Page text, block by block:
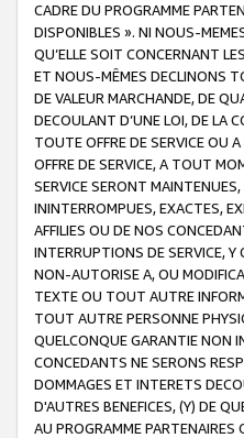
CADRE DU PROGRAMME
DISPONIBLES ». NI NOUS-
QU’ELLE SOIT CONCERNANT
ET NOUS-MÊMES DECLINONS
DE VALEUR MARCHANDE, DE
DECOULANT D’UNE LOI, DE LA
TOUTE OFFRE DE SERVICE OU
OFFRE DE SERVICE, A TOUT
SERVICE SERONT
ININTERROMPUES, EXACTES,
AFFILIES OU DE NOS
INTERRUPTIONS DE SERVICE,
NON-AUTORISE A, OU
TEXTE OU TOUT AUTRE
TOUT AUTRE PERSONNE
QUELCONQUE GARANTIE NON
CONCEDANTS NE SERONS
DOMMAGES ET INTERETS
D'AUTRES BENEFICES, (Y) DE
AU PROGRAMME